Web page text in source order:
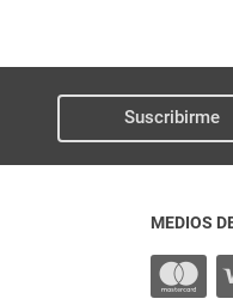
Suscribirme
MEDIOS